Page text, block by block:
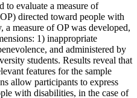
to evaluate a measure of
directed toward people with
a measure of OP was developed,
1) inappropriate
and administered by
students. Results reveal that
features for the sample
allow participants to express
with disabilities, in the case of